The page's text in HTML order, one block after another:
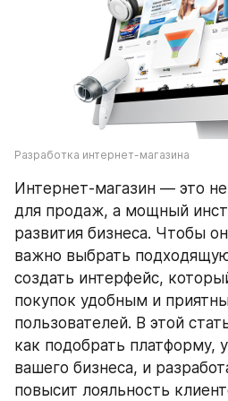
Разработка интернет-магазина
Интернет-магазин — это
для продаж, а мощный
развития бизнеса. Чтобы
важно выбрать
создать интерфейс,
покупок удобным и
пользователей. В этой
как подобрать платформу,
вашего бизнеса, и
повысит лояльность